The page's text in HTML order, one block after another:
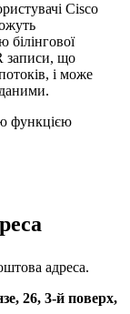
Cisco
білінгової
записи, що
і може
функцією
адреса.
26, 3-й поверх,